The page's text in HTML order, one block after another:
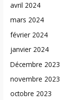
avril 2024
mars 2024
février 2024
janvier 2024
Décembre 2023
novembre 2023
octobre 2023